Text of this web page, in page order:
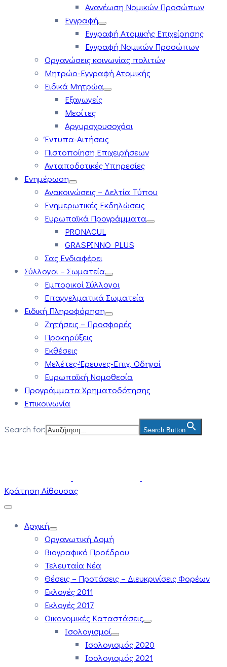
Ανανέωση Νομικών Προσώπων
Εγγραφή
Εγγραφή Ατομικής Επιχείρησης
Εγγραφή Νομικών Προσώπων
Οργανώσεις κοινωνίας πολιτών
Μητρώο-Εγγραφή Ατομικής
Ειδικά Μητρώα
Εξαγωγείς
Μεσίτες
Αργυροχρυσοχόοι
Έντυπα-Αιτήσεις
Πιστοποίηση Επιχειρήσεων
Ανταποδοτικές Υπηρεσίες
Ενημέρωση
Ανακοινώσεις – Δελτία Τύπου
Ενημερωτικές Εκδηλώσεις
Ευρωπαϊκά Προγράμματα
PRONACUL
GRASPINNO PLUS
Σας Ενδιαφέρει
Σύλλογοι – Σωματεία
Εμπορικοί Σύλλογοι
Επαγγελματικά Σωματεία
Ειδική Πληροφόρηση
Ζητήσεις – Προσφορές
Προκηρύξεις
Εκθέσεις
Μελέτες-Έρευνες-Επιχ. Οδηγοί
Ευρωπαϊκή Νομοθεσία
Προγράμματα Χρηματοδότησης
Επικοινωνία
Search for: Search Button
Κράτηση Αίθουσας
Αρχική
Οργανωτική Δομή
Βιογραφικό Προέδρου
Τελευταία Νέα
Θέσεις – Προτάσεις – Διευκρινίσεις Φορέων
Εκλογές 2011
Εκλογές 2017
Οικονομικές Καταστάσεις
Ισολογισμοί
Ισολογισμός 2020
Ισολογισμός 2021